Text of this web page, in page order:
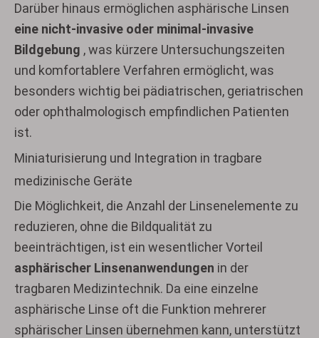
Darüber hinaus ermöglichen asphärische Linsen
eine nicht-invasive oder minimal-invasive
Bildgebung , was kürzere Untersuchungszeiten
und komfortablere Verfahren ermöglicht, was
besonders wichtig bei pädiatrischen, geriatrischen
oder ophthalmologisch empfindlichen Patienten
ist.
Miniaturisierung und Integration in tragbare
medizinische Geräte
Die Möglichkeit, die Anzahl der Linsenelemente zu
reduzieren, ohne die Bildqualität zu
beeinträchtigen, ist ein wesentlicher Vorteil
asphärischer Linsenanwendungen in der
tragbaren Medizintechnik. Da eine einzelne
asphärische Linse oft die Funktion mehrerer
sphärischer Linsen übernehmen kann, unterstützt